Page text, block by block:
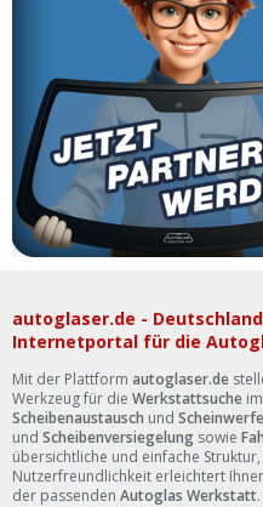
autoglaser.de -
Internetportal für die
Mit der Plattform autoglaser.de
Werkzeug für die Werkstattsuche
Scheibenaustausch und
und Scheibenversiegelung sowie
übersichtliche und einfache
Nutzerfreundlichkeit erleichtert
der passenden Autoglas Werkstatt.